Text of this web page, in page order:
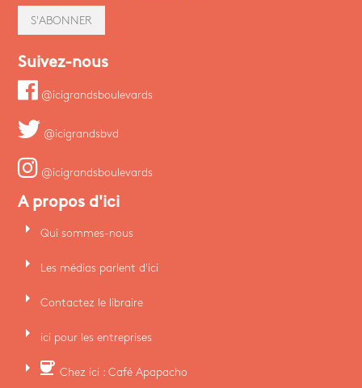
S'ABONNER
Suivez-nous
@icigrandsboulevards
@icigrandsbvd
@icigrandsboulevards
A propos d'ici
arrow_right Qui sommes-nous
arrow_right Les médias parlent d'ici
arrow_right Contactez le libraire
arrow_right ici pour les entreprises
arrow_right coffee Chez ici : Café Apapacho